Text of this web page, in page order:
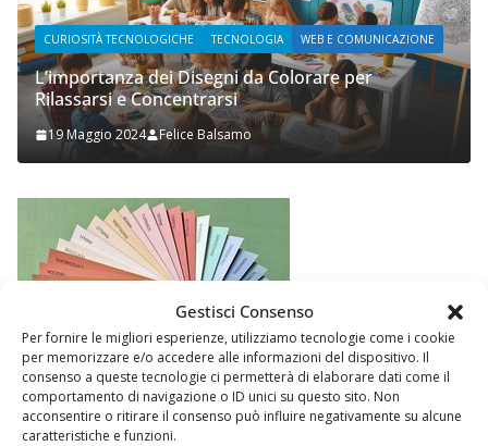
Gestisci Consenso
Per fornire le migliori esperienze, utilizziamo tecnologie come i cookie
per memorizzare e/o accedere alle informazioni del dispositivo. Il
consenso a queste tecnologie ci permetterà di elaborare dati come il
comportamento di navigazione o ID unici su questo sito. Non
acconsentire o ritirare il consenso può influire negativamente su alcune
caratteristiche e funzioni.
WEB E COMUNICAZIONE
Prupix Studio Grafico
2 Novembre 2023 Felice Balsamo